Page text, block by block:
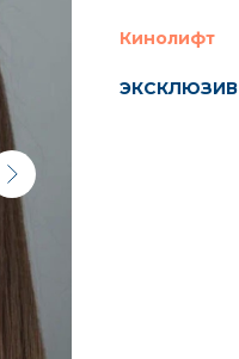
Кинолифт
ЭКСКЛЮЗИВ